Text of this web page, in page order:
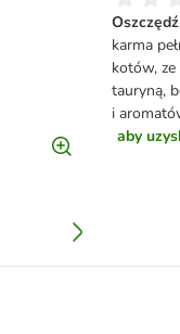
karma
kotów,
tauryną,
i
aby